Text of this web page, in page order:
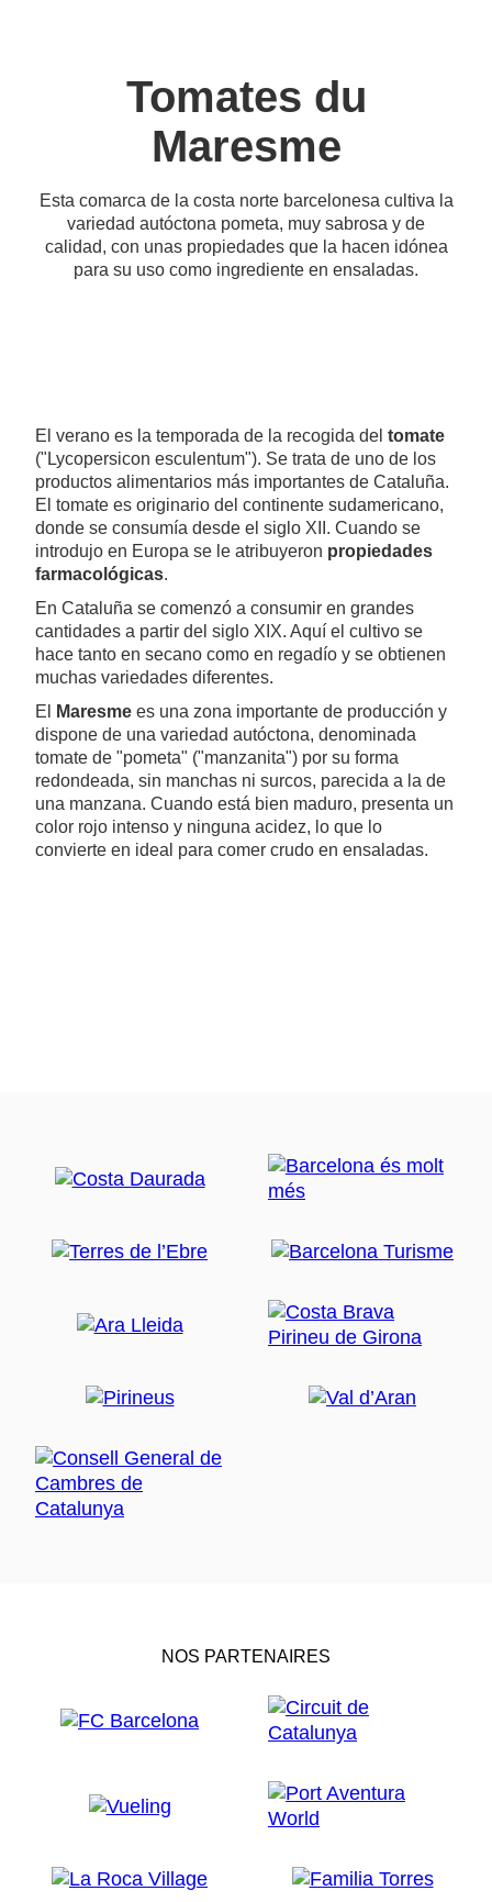
Tomates du
Maresme
Esta comarca de la costa norte barcelonesa cultiva la
variedad autóctona pometa, muy sabrosa y de
calidad, con unas propiedades que la hacen idónea
para su uso como ingrediente en ensaladas.
El verano es la temporada de la recogida del tomate
("Lycopersicon esculentum"). Se trata de uno de los
productos alimentarios más importantes de Cataluña.
El tomate es originario del continente sudamericano,
donde se consumía desde el siglo XII. Cuando se
introdujo en Europa se le atribuyeron propiedades
farmacológicas.
En Cataluña se comenzó a consumir en grandes
cantidades a partir del siglo XIX. Aquí el cultivo se
hace tanto en secano como en regadío y se obtienen
muchas variedades diferentes.
El
Maresme es una zona importante de producción y
dispone de una variedad autóctona, denominada
tomate de "pometa" ("manzanita") por su forma
redondeada, sin manchas ni surcos, parecida a la de
una manzana. Cuando está bien maduro, presenta un
color rojo intenso y ninguna acidez, lo que lo
convierte en ideal para comer crudo en ensaladas.
NOS PARTENAIRES